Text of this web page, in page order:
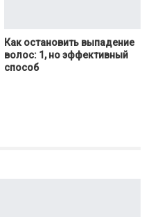
Как остановить выпадение
волос: 1, но эффективный
способ